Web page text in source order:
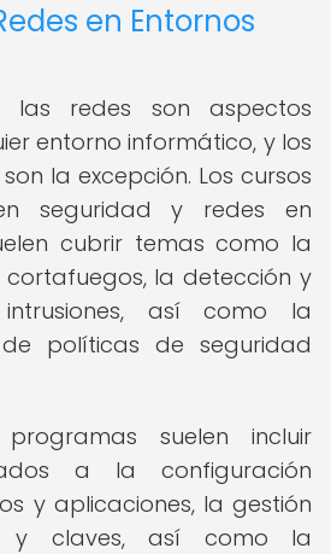
en Entornos
las redes son aspectos
entorno informático, y los
la excepción. Los cursos
seguridad y redes en
cubrir temas como la
la detección y
así como la
políticas de seguridad
suelen incluir
a la configuración
y aplicaciones, la gestión
y claves, así como la